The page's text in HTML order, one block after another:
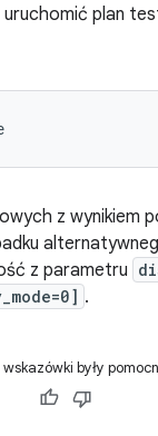
uruchomić plan
z wynikiem
z parametru
.
były